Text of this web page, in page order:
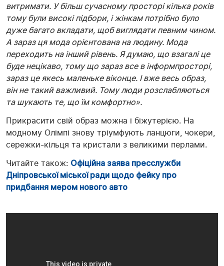
витримати. У більш сучасному просторі кілька років
тому були високі підбори, і жінкам потрібно було
дуже багато вкладати, щоб виглядати певним чином.
А зараз ця мода орієнтована на людину. Мода
переходить на інший рівень. Я думаю, що взагалі це
буде нецікаво, тому що зараз все в інформпросторі,
зараз це якесь маленьке віконце. І вже весь образ,
він не такий важливий. Тому люди розслабляються
та шукають те, що їм комфортно».
Прикрасити свій образ можна і біжутерією. На
модному Олімпі знову тріумфують ланцюги, чокери,
сережки-кільця та кристали з великими перлами.
Читайте також: Офіційна заява пресслужби
Дніпровської міської ради щодо фейку про
придбання мером нового авто